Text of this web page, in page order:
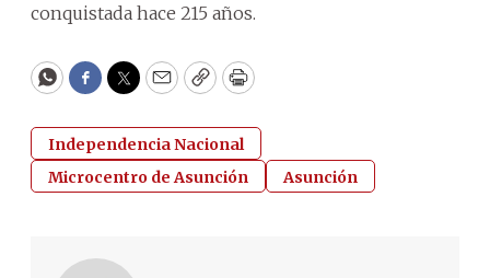
conquistada hace 215 años.
WhatsApp
Facebook
Twitter
EmailCopyPrint
Independencia Nacional
Microcentro de Asunción
Asunción